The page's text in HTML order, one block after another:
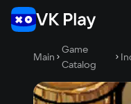
Main
Game
Catalog